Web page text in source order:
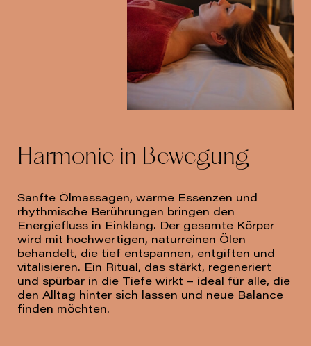
Harmonie in Bewegung
Sanfte Ölmassagen, warme Essenzen und
rhythmische Berührungen bringen den
Energiefluss in Einklang. Der gesamte Körper
wird mit hochwertigen, naturreinen Ölen
behandelt, die tief entspannen, entgiften und
vitalisieren. Ein Ritual, das stärkt, regeneriert
und spürbar in die Tiefe wirkt – ideal für alle, die
den Alltag hinter sich lassen und neue Balance
finden möchten.